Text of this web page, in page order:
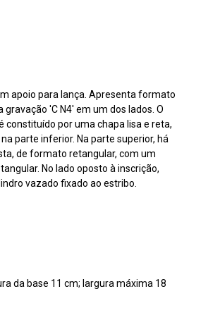
apoio para lança. Apresenta formato
gravação 'C N4' em um dos lados. O
constituído por uma chapa lisa e reta,
parte inferior. Na parte superior, há
de formato retangular, com um
No lado oposto à inscrição,
vazado fixado ao estribo.
da base 11 cm; largura máxima 18